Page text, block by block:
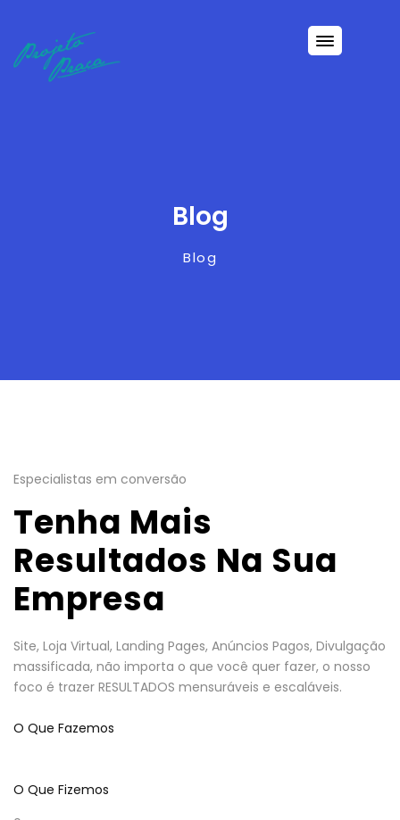
Blog
Blog
Especialistas em conversão
Tenha Mais
Resultados Na Sua
Empresa
Site, Loja Virtual, Landing Pages, Anúncios Pagos, Divulgação
massificada, não importa o que você quer fazer, o nosso
foco é trazer RESULTADOS mensuráveis e escaláveis.
O Que Fazemos
O Que Fizemos